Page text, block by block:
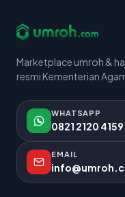
Marketplace umroh &
resmi Kementerian
WHATSAPP
0821 2120 4159
EMAIL